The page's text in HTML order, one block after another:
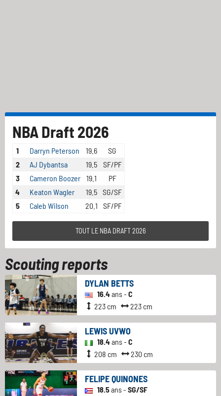
NBA Draft 2026
1 Darryn Peterson 19.6
SG
2
AJ Dybantsa 19.5
SF/PF
3
Cameron Boozer 19.1
PF
4
Keaton Wagler 19.5 SG/SF
5
Caleb Wilson 20.1 SF/PF
TOUT LE NBA DRAFT 2026
Scouting reports
DYLAN BETTS
16.4ans - C
223 cm
223 cm
LEWIS UVWO
18.4ans - C
208 cm
230 cm
FELIPE QUINONES
18.5ans - SG/SF